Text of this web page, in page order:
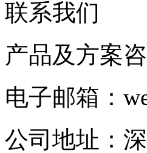
联系我们
产品及方案咨
电子邮箱：
公司地址：